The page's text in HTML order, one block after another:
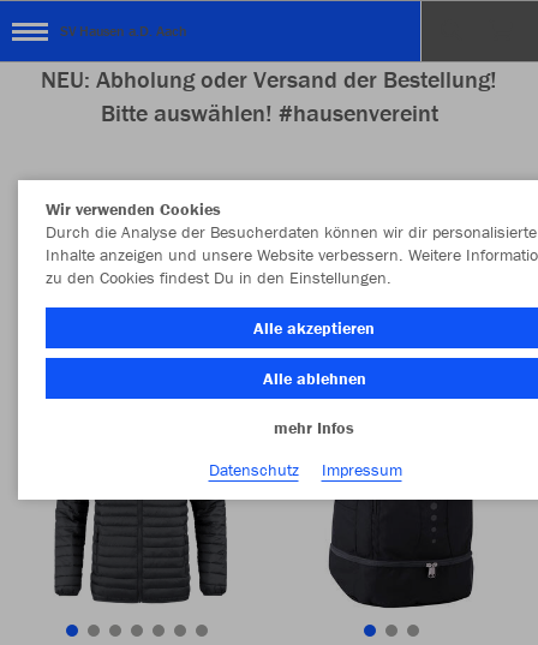
SV Hausen a.D. Aach
NEU: Abholung oder Versand der Bestellung!
Bitte auswählen! #hausenvereint
Nachhaltig Farbe
Wir verwenden Cookies
Durch die Analyse der Besucherdaten können wir dir personalisierte
Inhalte anzeigen und unsere Website verbessern. Weitere
zu den Cookies findest Du in den Einstellungen.
Alle akzeptieren
Alle ablehnen
mehr Infos
Datenschutz
Impressum